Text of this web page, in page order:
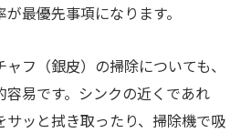
最優先事項になります。
フ（銀皮）の掃除についても、
易です。シンクの近くであれ
ッと拭き取ったり、掃除機で吸